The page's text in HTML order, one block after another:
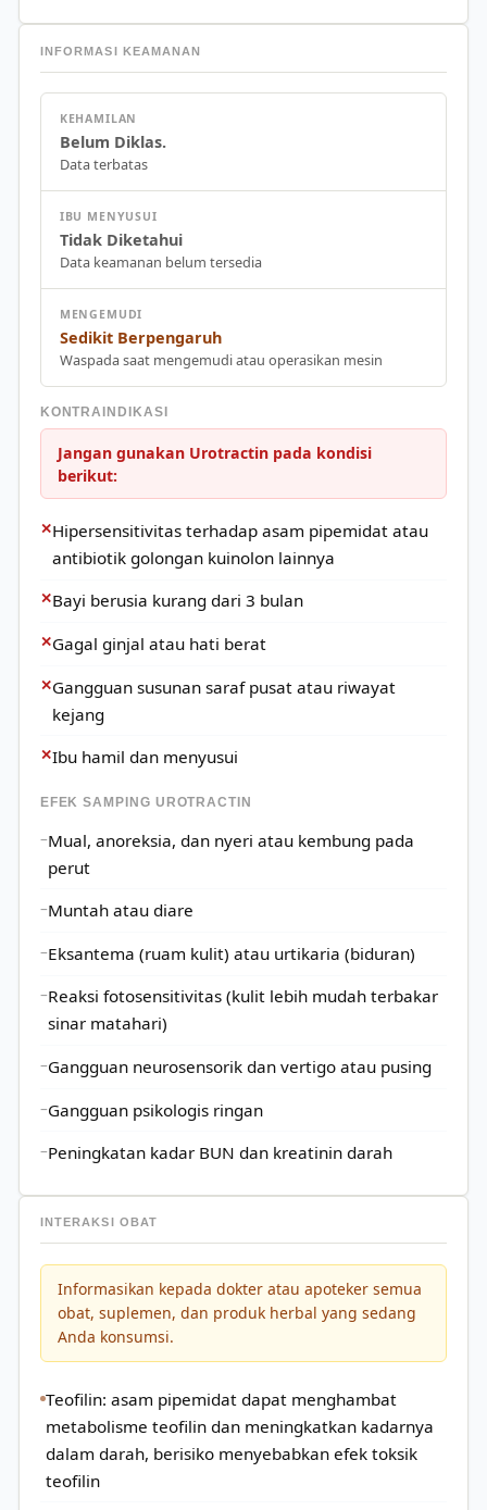
INFORMASI KEAMANAN
KEHAMILAN
Belum Diklas.
Data terbatas
IBU MENYUSUI
Tidak Diketahui
Data keamanan belum tersedia
MENGEMUDI
Sedikit Berpengaruh
Waspada saat mengemudi atau operasikan mesin
KONTRAINDIKASI
Jangan gunakan Urotractin pada kondisi
berikut:
✕Hipersensitivitas terhadap asam pipemidat atau
antibiotik golongan kuinolon lainnya
✕Bayi berusia kurang dari 3 bulan
✕Gagal ginjal atau hati berat
✕Gangguan susunan saraf pusat atau riwayat
kejang
✕Ibu hamil dan menyusui
EFEK SAMPING UROTRACTIN
Mual, anoreksia, dan nyeri atau kembung pada
perut
Muntah atau diare
Eksantema (ruam kulit) atau urtikaria (biduran)
Reaksi fotosensitivitas (kulit lebih mudah terbakar
sinar matahari)
Gangguan neurosensorik dan vertigo atau pusing
Gangguan psikologis ringan
Peningkatan kadar BUN dan kreatinin darah
INTERAKSI OBAT
Informasikan kepada dokter atau apoteker semua
obat, suplemen, dan produk herbal yang sedang
Anda konsumsi.
Teofilin: asam pipemidat dapat menghambat
metabolisme teofilin dan meningkatkan kadarnya
dalam darah, berisiko menyebabkan efek toksik
teofilin